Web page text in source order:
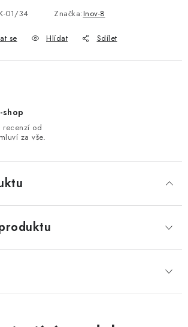
01/34 Značka:Inov-8
se Hlídat Sdílet
shop
recenzí od
za vše.